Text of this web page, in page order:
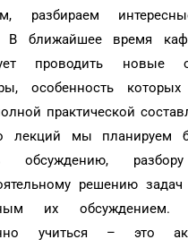
разбираем
В ближайшее время
проводить новые
особенность
практической
лекций мы планируем
обсуждению,
решению
их обсуждением.
учиться – это